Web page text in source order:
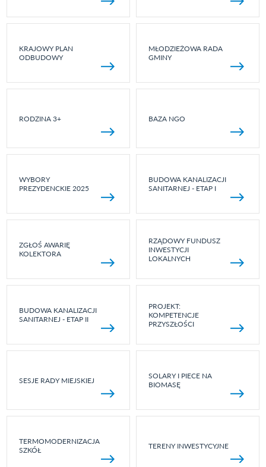
KRAJOWY PLAN
ODBUDOWY
MŁODZIEŻOWA RADA
GMINY
RODZINA 3+ BAZA NGO
WYBORY
PREZYDENCKIE 2025
BUDOWA KANALIZACJI
SANITARNEJ - ETAP I
ZGŁOŚ AWARIĘ
KOLEKTORA
RZĄDOWY FUNDUSZ
INWESTYCJI
LOKALNYCH
BUDOWA KANALIZACJI
SANITARNEJ - ETAP II
PROJEKT:
KOMPETENCJE
PRZYSZŁOŚCI
SESJE RADY MIEJSKIEJ
SOLARY I PIECE NA
BIOMASĘ
TERMOMODERNIZACJA
SZKÓŁ
TERENY INWESTYCYJNE